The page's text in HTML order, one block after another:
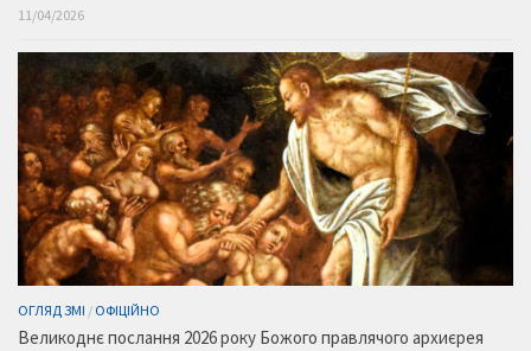
11/04/2026
ОГЛЯД ЗМІ / ОФІЦІЙНО
Великоднє послання 2026 року Божого правлячого архиєрея